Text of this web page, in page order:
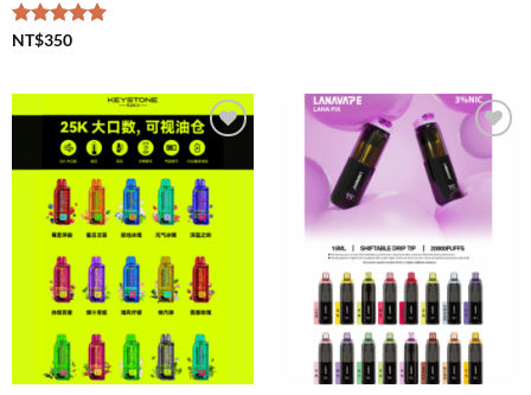
評分5.00
NT$350
Add to
wishlist
Add to
wishlist